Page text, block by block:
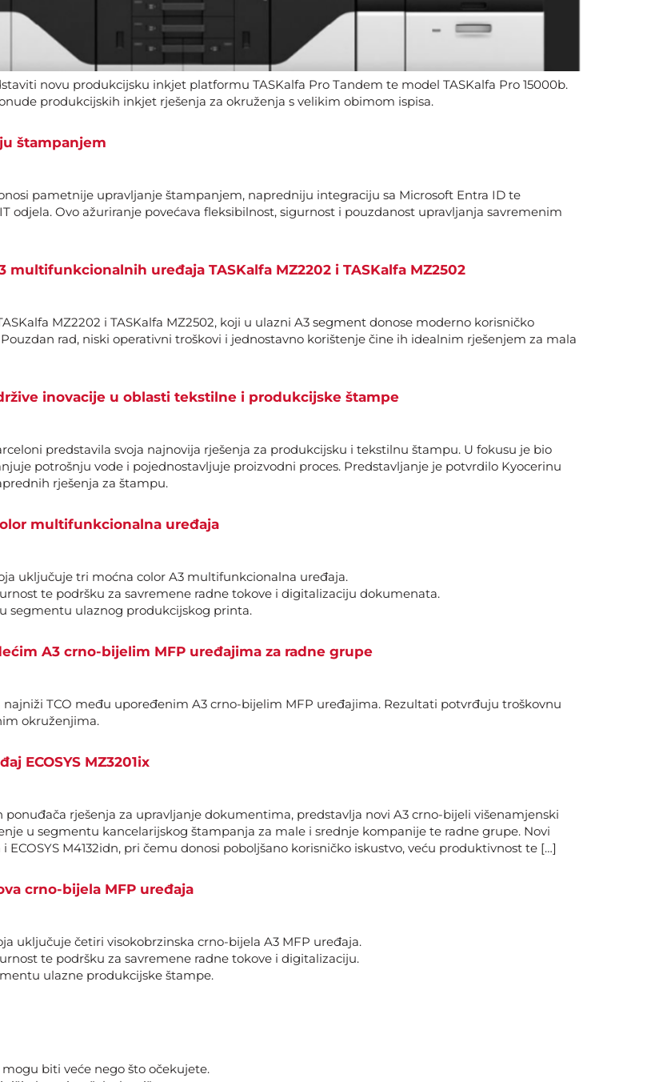
novu produkcijsku inkjet platformu TASKalfa Pro Tandem te model TASKalfa Pro 15000b.
produkcijskih inkjet rješenja za okruženja s velikim obimom ispisa.
štampanjem
pametnije upravljanje štampanjem, napredniju integraciju sa Microsoft Entra ID te
Ovo ažuriranje povećava fleksibilnost, sigurnost i pouzdanost upravljanja savremenim
uređaja TASKalfa MZ2202 i TASKalfa MZ2502
MZ2202 i TASKalfa MZ2502, koji u ulazni A3 segment donose moderno korisničko
rad, niski operativni troškovi i jednostavno korištenje čine ih idealnim rješenjem za mala
inovacije u oblasti tekstilne i produkcijske štampe
predstavila svoja najnovija rješenja za produkcijsku i tekstilnu štampu. U fokusu je bio
potrošnju vode i pojednostavljuje proizvodni proces. Predstavljanje je potvrdilo Kyocerinu
rješenja za štampu.
multifunkcionalna uređaja
uključuje tri moćna color A3 multifunkcionalna uređaja.
te podršku za savremene radne tokove i digitalizaciju dokumenata.
segmentu ulaznog produkcijskog printa.
A3 crno-bijelim MFP uređajima za radne grupe
najniži TCO među upoređenim A3 crno-bijelim MFP uređajima. Rezultati potvrđuju troškovnu
okruženjima.
ECOSYS MZ3201ix
rješenja za upravljanje dokumentima, predstavlja novi A3 crno-bijeli višenamjenski
u segmentu kancelarijskog štampanja za male i srednje kompanije te radne grupe. Novi
M4132idn, pri čemu donosi poboljšano korisničko iskustvo, veću produktivnost te […]
crno-bijela MFP uređaja
uključuje četiri visokobrzinska crno-bijela A3 MFP uređaja.
te podršku za savremene radne tokove i digitalizaciju.
ulazne produkcijske štampe.
biti veće nego što očekujete.